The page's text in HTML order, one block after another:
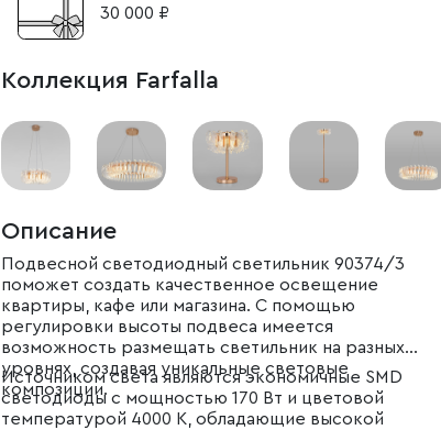
30 000 ₽
Коллекция Farfalla
Описание
Подвесной светодиодный светильник 90374/3
поможет создать качественное освещение
квартиры, кафе или магазина. С помощью
регулировки высоты подвеса имеется
возможность размещать светильник на разных
уровнях, создавая уникальные световые
композиции.
Источником света являются экономичные SMD
светодиоды с мощностью 170 Вт и цветовой
температурой 4000 К, обладающие высокой